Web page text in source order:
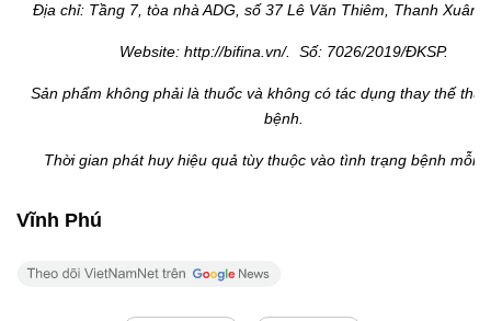
Địa chỉ: Tầng 7, tòa nhà ADG, số 37 Lê Văn Thiêm, Thanh Xuân,
Website: http://bifina.vn/. Số: 7026/2019/ĐKSP.
Sản phẩm không phải là thuốc và không có tác dụng thay thế
bệnh.
Thời gian phát huy hiệu quả tùy thuộc vào tình trạng bệnh mỗi
Vĩnh Phú